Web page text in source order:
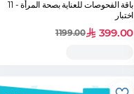
باقة الفحوصات للعناية بصحة المرأة - 11
اختبار
399.00
1199.00